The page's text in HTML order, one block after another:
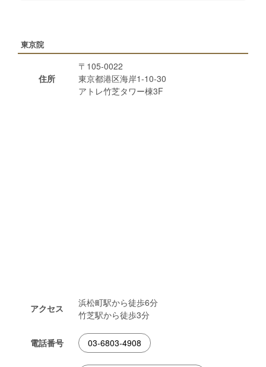
東京院
住所
〒105-0022
東京都港区海岸1-10-30
アトレ竹芝タワー棟3F
アクセス
浜松町駅から徒歩6分
竹芝駅から徒歩3分
電話番号 03-6803-4908